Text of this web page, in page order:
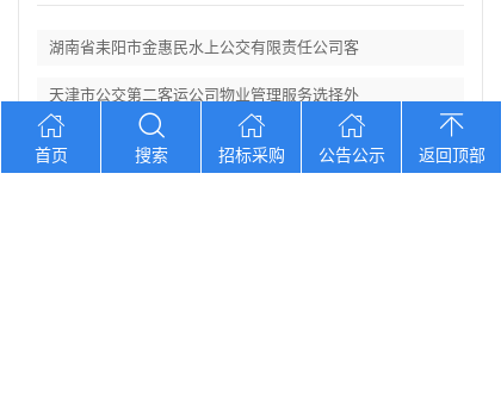
湖南省耒阳市金惠民水上公交有限责任公司客
天津市公交第二客运公司物业管理服务选择外
广东省2025年东源县漳溪乡下蓝村农产品
首页 搜索 招标采购 公告公示 返回顶部